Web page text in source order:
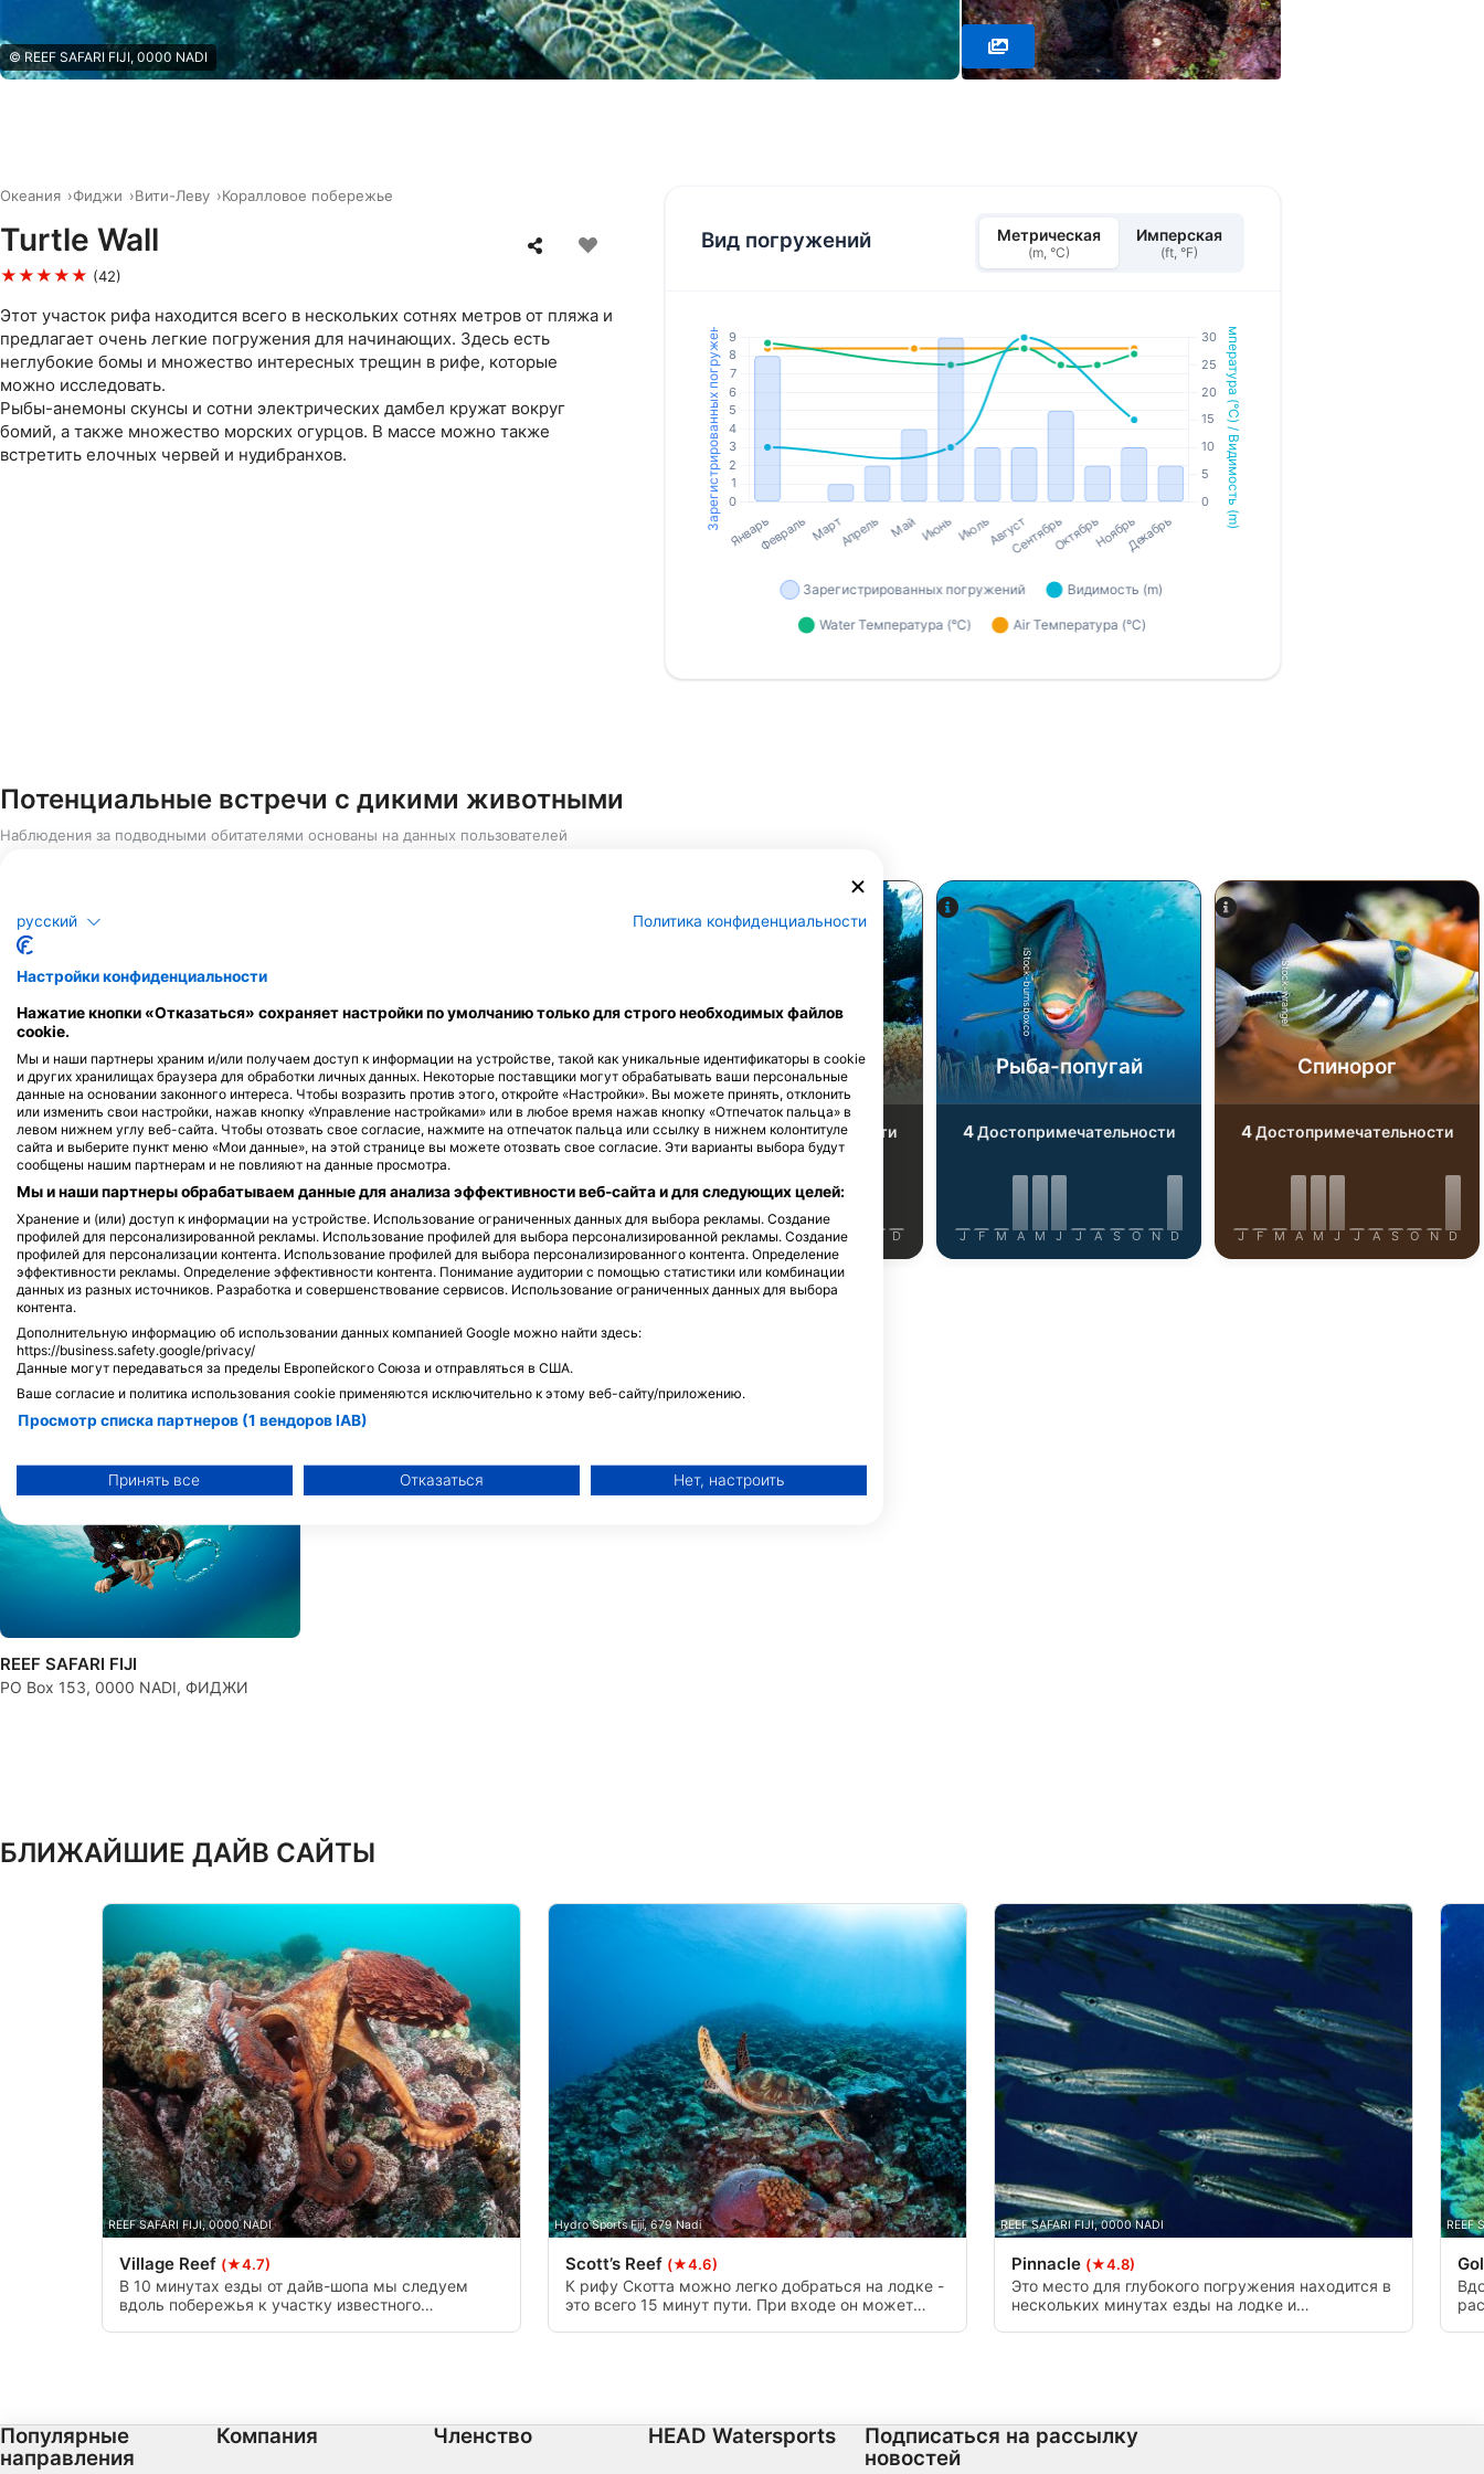
© REEF SAFARI FIJI, 0000 NADI
Океания Фиджи Вити-Леву Коралловое побережье
Turtle Wall
★★★★★ (42)
Этот участок рифа находится всего в нескольких сотнях метров от пляжа и
предлагает очень легкие погружения для начинающих. Здесь есть
неглубокие бомы и множество интересных трещин в рифе, которые
можно исследовать.
Рыбы-анемоны скунсы и сотни электрических дамбел кружат вокруг
бомий, а также множество морских огурцов. В массе можно также
встретить елочных червей и нудибранхов.
Вид погружений Метрическая
(m, °C)
Имперская
(ft, °F)
Потенциальные встречи с дикими животными
Наблюдения за подводными обитателями основаны на данных пользователей
Shutterstock-Shane Myers Photography
Зеленая черепаха
11Достопримечательности
J F M A M J J A S O N D
Shutterstock-Andrey Armyagov
Черепаха бисса
6Достопримечательности
J F M A M J J A S O N D
Shutterstock-Rich Carey
Рыба-Ангел
4Достопримечательности
J F M A M J J A S D
iStock-burnsboxco
Рыба-попугай
4Достопримечательности
J F M A M J J A S O N D
iStock-wrangel
Спинорог
4Достопримечательности
J F M A M J J A S O N D
Дайв-центры, обслуживающие этот дайв-сайт
REEF SAFARI FIJI
PO Box 153, 0000 NADI, ФИДЖИ
Hydro Sports Fiji
БЛИЖАЙШИЕ ДАЙВ САЙТЫ
REEF SAFARI FIJI, 0000 NADI
Village Reef (★4.7)
В 10 минутах езды от дайв-шопа мы следуем
вдоль побережья к участку известного
Hydro Sports Fiji, 679 Nadi
Scott’s Reef (★4.6)
К рифу Скотта можно легко добраться на лодке -
это всего 15 минут пути. При входе он может
REEF SAFARI FIJI, 0000 NADI
Pinnacle (★4.8)
Это место для глубокого погружения находится в
нескольких минутах езды на лодке и
REEF
Популярные
направления
Компания Членство HEAD Watersports
Подписаться на рассылку
новостей
русский Политика конфиденциальности
Настройки конфиденциальности
Нажатие кнопки «Отказаться» сохраняет настройки по умолчанию только для строго необходимых файлов
cookie.
Мы и наши партнеры храним и/или получаем доступ к информации на устройстве, такой как уникальные идентификаторы в cookie
и других хранилищах браузера для обработки личных данных. Некоторые поставщики могут обрабатывать ваши персональные
данные на основании законного интереса. Чтобы возразить против этого, откройте «Настройки». Вы можете принять, отклонить
или изменить свои настройки, нажав кнопку «Управление настройками» или в любое время нажав кнопку «Отпечаток пальца» в
левом нижнем углу веб-сайта. Чтобы отозвать свое согласие, нажмите на отпечаток пальца или ссылку в нижнем колонтитуле
сайта и выберите пункт меню «Мои данные», на этой странице вы можете отозвать свое согласие. Эти варианты выбора будут
сообщены нашим партнерам и не повлияют на данные просмотра.
Мы и наши партнеры обрабатываем данные для анализа эффективности веб-сайта и для следующих целей:
Хранение и (или) доступ к информации на устройстве. Использование ограниченных данных для выбора рекламы. Создание
профилей для персонализированной рекламы. Использование профилей для выбора персонализированной рекламы. Создание
профилей для персонализации контента. Использование профилей для выбора персонализированного контента. Определение
эффективности рекламы. Определение эффективности контента. Понимание аудитории с помощью статистики или комбинации
данных из разных источников. Разработка и совершенствование сервисов. Использование ограниченных данных для выбора
контента.
Дополнительную информацию об использовании данных компанией Google можно найти здесь:
https://business.safety.google/privacy/
Данные могут передаваться за пределы Европейского Союза и отправляться в США.
Ваше согласие и политика использования cookie применяются исключительно к этому веб-сайту/приложению.
Просмотр списка партнеров (1 вендоров IAB)
Цели обработки ОВД:
Использование ограниченных данных для выбора рекламы
Создание профилей для персонализированной рекламы
Создание профилей для персонализации контента
Понимание аудитории с помощью статистики или комбинации данных из разных
Разработка и совершенствование сервисов
Использование ограниченных данных для выбора контента
Специальные возможности IAB:
Использование точных данных геолокации
Идентификация устройств на основе активно запрашиваемой информации
Цели обработки, не относящиеся к МВА:
Необходимо
Производительность
функциональная
Принять все Отказаться Нет, настроить